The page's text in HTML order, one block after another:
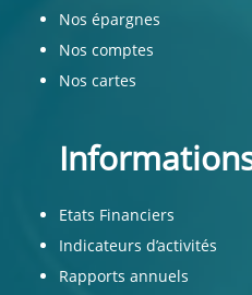
Nos épargnes
Nos comptes
Nos cartes
Etats Financiers
Indicateurs d’activités
Rapports annuels